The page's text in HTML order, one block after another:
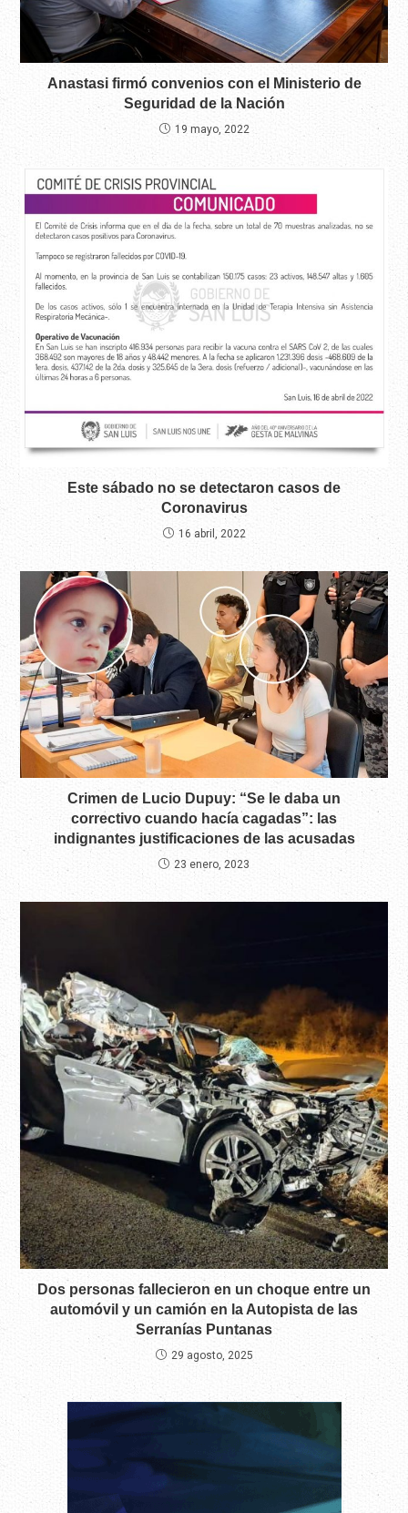
Anastasi firmó convenios con el Ministerio de
Seguridad de la Nación
19 mayo, 2022
Este sábado no se detectaron casos de
Coronavirus
16 abril, 2022
Crimen de Lucio Dupuy: “Se le daba un
correctivo cuando hacía cagadas”: las
indignantes justificaciones de las acusadas
23 enero, 2023
Dos personas fallecieron en un choque entre un
automóvil y un camión en la Autopista de las
Serranías Puntanas
29 agosto, 2025